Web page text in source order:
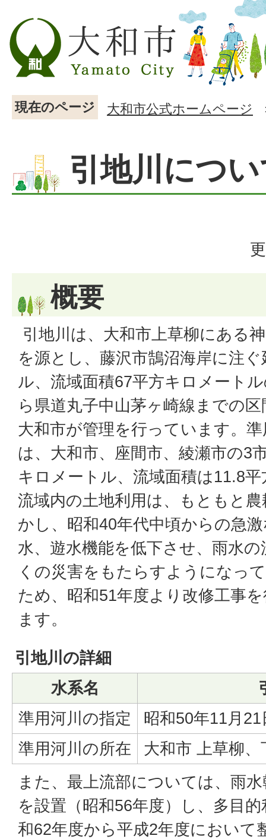
現在のページ 大和市公式ホームページ
引地川につ
概要
引地川は、大和市上草柳にある
を源とし、藤沢市鵠沼海岸に注
ル、流域面積67平方キロメート
ら県道丸子中山茅ヶ崎線までの
大和市が管理を行っています。
は、大和市、座間市、綾瀬市の3
キロメートル、流域面積は11.8
流域内の土地利用は、もともと
かし、昭和40年代中頃からの急
水、遊水機能を低下させ、雨水
くの災害をもたらすようになっ
ため、昭和51年度より改修工事
ます。
引地川の詳細
水系名
準用河川の指定
昭和50年11月
準用河川の所在
大和市 上草柳
また、最上流部については、雨
を設置（昭和56年度）し、多目
和62年度から平成2年度において